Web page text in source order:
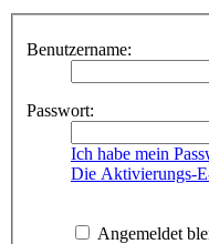
Benutzername:
Passwort:
Ich habe mein
Die Aktivierungs-
Angemeldet